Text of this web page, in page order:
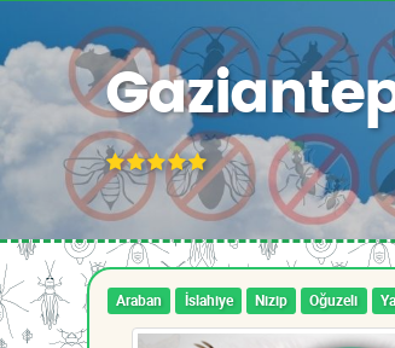
Araban İslahiye Nizip Oğuzeli